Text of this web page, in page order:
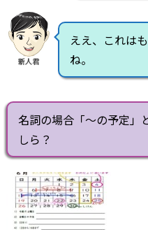
新人君
ええ、これは
ね。
名詞の場合「～の予定」
しら？